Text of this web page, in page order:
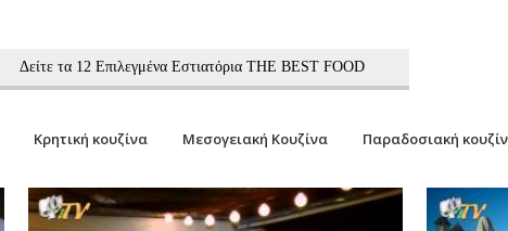
Δείτε τα 12 Επιλεγμένα Εστιατόρια THE BEST FOOD
Κρητική κουζίνα Μεσογειακή Κουζίνα Παραδοσιακή